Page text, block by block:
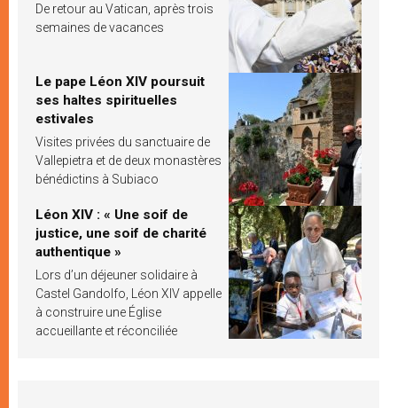
De retour au Vatican, après trois
semaines de vacances
Le pape Léon XIV poursuit
ses haltes spirituelles
estivales
Visites privées du sanctuaire de
Vallepietra et de deux monastères
bénédictins à Subiaco
Léon XIV : « Une soif de
justice, une soif de charité
authentique »
Lors d’un déjeuner solidaire à
Castel Gandolfo, Léon XIV appelle
à construire une Église
accueillante et réconciliée